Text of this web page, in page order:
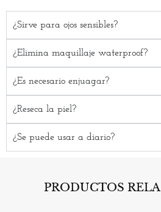
¿Sirve para ojos sensibles?
¿Elimina maquillaje waterproof?
¿Es necesario enjuagar?
¿Reseca la piel?
¿Se puede usar a diario?
PRODUCTOS